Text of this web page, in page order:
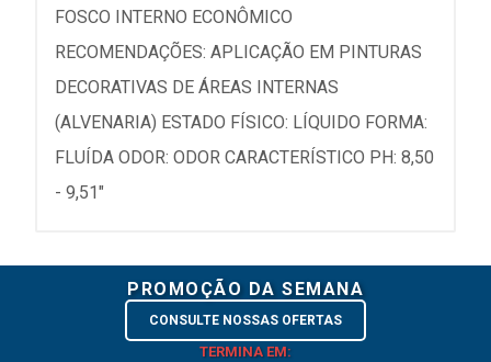
FOSCO INTERNO ECONÔMICO
RECOMENDAÇÕES: APLICAÇÃO EM PINTURAS
DECORATIVAS DE ÁREAS INTERNAS
(ALVENARIA) ESTADO FÍSICO: LÍQUIDO FORMA:
FLUÍDA ODOR: ODOR CARACTERÍSTICO PH: 8,50
- 9,51"
PROMOÇÃO DA SEMANA
CONSULTE NOSSAS OFERTAS
TERMINA EM: